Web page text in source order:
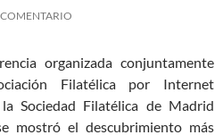
organizada conjuntamente
Filatélica por Internet
Sociedad Filatélica de Madrid
mostró el descubrimiento más